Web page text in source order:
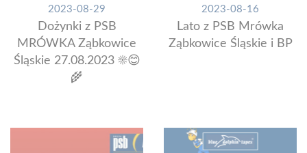
2023-08-29
Dożynki z PSB
MRÓWKA Ząbkowice
Śląskie 27.08.2023 ☀️😊
🌾
2023-08-16
Lato z PSB Mrówka
Ząbkowice Śląskie i BP